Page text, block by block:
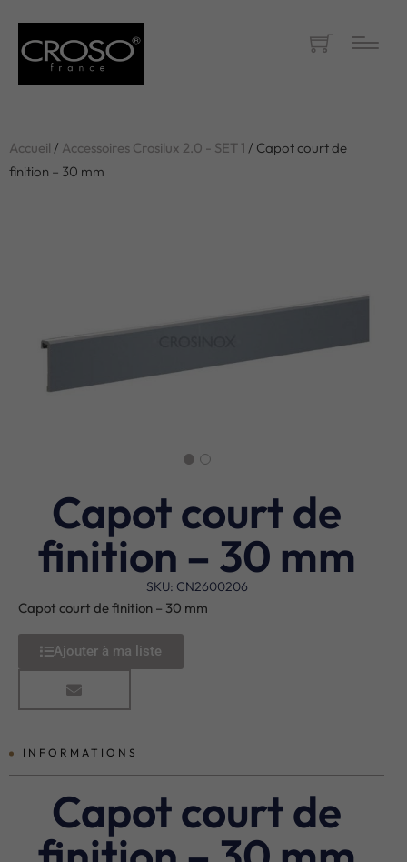
Accueil / Accessoires Crosilux 2.0 - SET 1 / Capot court de
finition – 30 mm
Capot court de
finition – 30 mm
SKU: CN2600206
Capot court de finition – 30 mm
Ajouter à ma liste
INFORMATIONS
Capot court de